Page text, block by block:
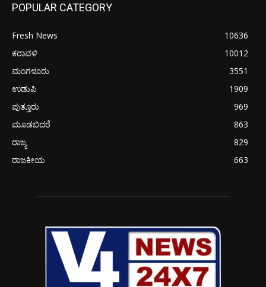
POPULAR CATEGORY
Fresh News
10636
ಕರಾವಳಿ
10012
ಮಂಗಳೂರು
3551
ಉಡುಪಿ
1909
ಪುತ್ತೂರು
969
ಮೂಡಬಿದರೆ
863
ರಾಜ್ಯ
829
ರಾಜಕೀಯ
663